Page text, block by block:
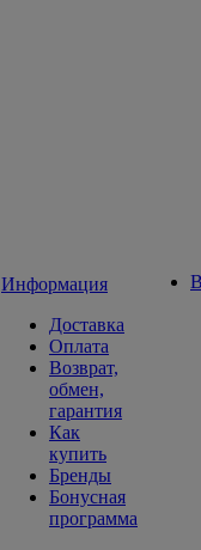
Информация
Доставка
Оплата
Возврат,
обмен,
гарантия
Как
купить
Бренды
Бонусная
программа